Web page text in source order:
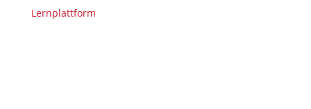
Lernplattform